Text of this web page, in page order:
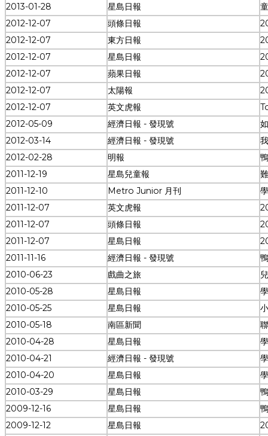
2013-01-28
星島日報
2012-12-07
頭條日報
2012-12-07
東方日報
2012-12-07
星島日報
2012-12-07
蘋果日報
2012-12-07
太陽報
2012-12-07
英文虎報
2012-05-09
經濟日報 - 發現號
2012-03-14
經濟日報 - 發現號
2012-02-28
明報
2011-12-19
星島兒童報
2011-12-10
Metro Junior 月刊
2011-12-07
英文虎報
2011-12-07
頭條日報
2011-12-07
星島日報
2011-11-16
經濟日報 - 發現號
2010-06-23
戲曲之旅
2010-05-28
星島日報
2010-05-25
星島日報
2010-05-18
南區新聞
2010-04-28
星島日報
2010-04-21
經濟日報 - 發現號
2010-04-20
星島日報
2010-03-29
星島日報
2009-12-16
星島日報
2009-12-12
星島日報